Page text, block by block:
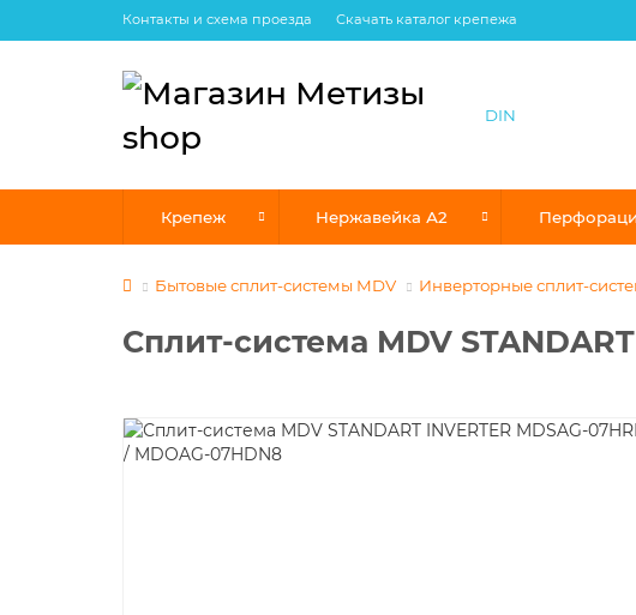
Контакты и схема проезда Скачать каталог крепежа
Крепеж Нержавейка А2
Бытовые сплит-системы MDV Инверторные сплит-
Сплит-система MDV